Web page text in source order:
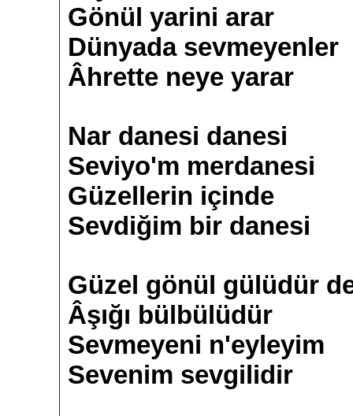
Gönül yarini arar
Dünyada sevmeyenler
Âhrette neye yarar
Nar danesi danesi
Seviyo'm merdanesi
Güzellerin içinde
Sevdiğim bir danesi
Güzel gönül gülüdür
Âşığı bülbülüdür
Sevmeyeni n'eyleyim
Sevenim sevgilidir